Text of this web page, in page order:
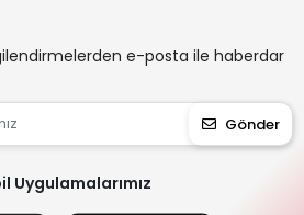
e-posta ile haberdar
Gönder
Uygulamalarımız